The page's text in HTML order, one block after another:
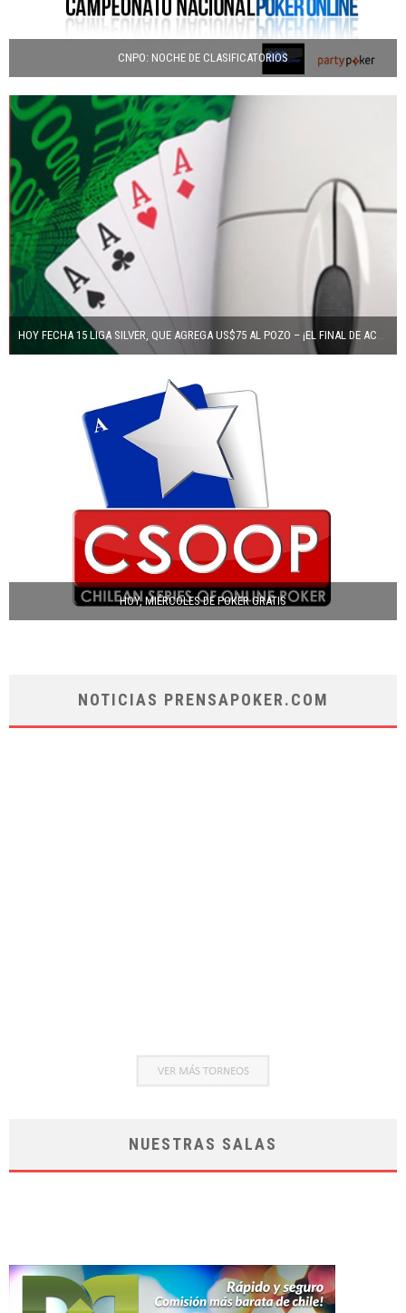
CNPO: NOCHE DE CLASIFICATORIOS
HOY, MIÉRCOLES DE POKER GRATIS
NOTICIAS PRENSAPOKER.COM
NUESTRAS SALAS